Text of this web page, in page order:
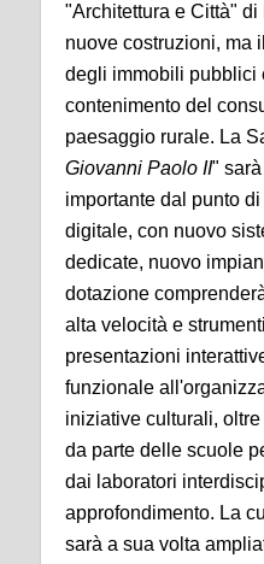
"Architettura e Città"
nuove costruzioni, ma
degli immobili pubblici
contenimento del
paesaggio rurale. La
Giovanni Paolo II"
importante dal punto
digitale, con nuovo
dedicate, nuovo
dotazione
alta velocità e
presentazioni
funzionale
iniziative culturali,
da parte delle scuole
dai laboratori
approfondimento. La
sarà a sua volta